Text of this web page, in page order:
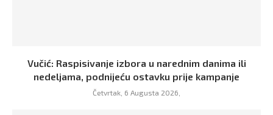
Vučić: Raspisivanje izbora u narednim danima ili
nedeljama, podnijeću ostavku prije kampanje
Četvrtak, 6 Augusta 2026,